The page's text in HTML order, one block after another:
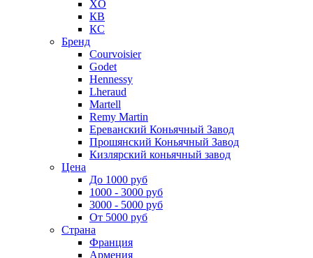
XO
КВ
КС
Бренд
Courvoisier
Godet
Hennessy
Lheraud
Martell
Remy Martin
Ереванский Коньячный Завод
Прошянский Коньячный Завод
Кизлярский коньячный завод
Цена
До 1000 руб
1000 - 3000 руб
3000 - 5000 руб
От 5000 руб
Страна
Франция
Армения